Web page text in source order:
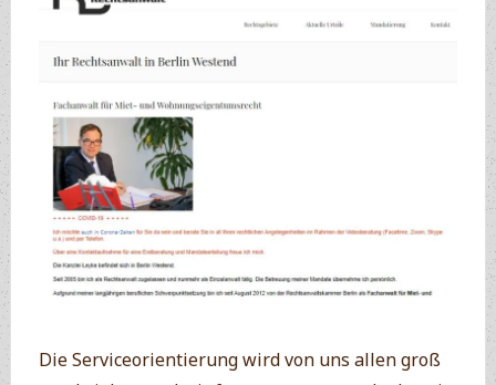
Die Serviceorientierung wird von uns allen groß